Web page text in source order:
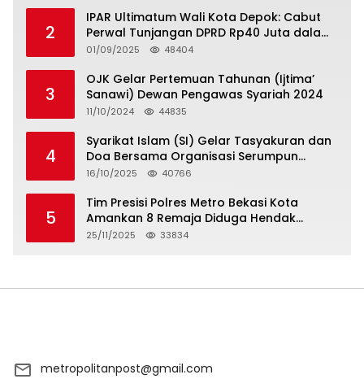
2
IPAR Ultimatum Wali Kota Depok: Cabut
Perwal Tunjangan DPRD Rp40 Juta dalam
5 Hari atau Hadapi Aksi Rakyat
01/09/2025 48404
3
OJK Gelar Pertemuan Tahunan (Ijtima’
Sanawi) Dewan Pengawas Syariah 2024
11/10/2024 44835
4
Syarikat Islam (SI) Gelar Tasyakuran dan
Doa Bersama Organisasi Serumpun
Syarikat Islam Doa
16/10/2025 40766
5
Tim Presisi Polres Metro Bekasi Kota
Amankan 8 Remaja Diduga Hendak
Tawuran
25/11/2025 33834
metropolitanpost@gmail.com